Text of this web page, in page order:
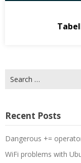
for:
Recent Posts
Dangerous +=
WiFi problems with